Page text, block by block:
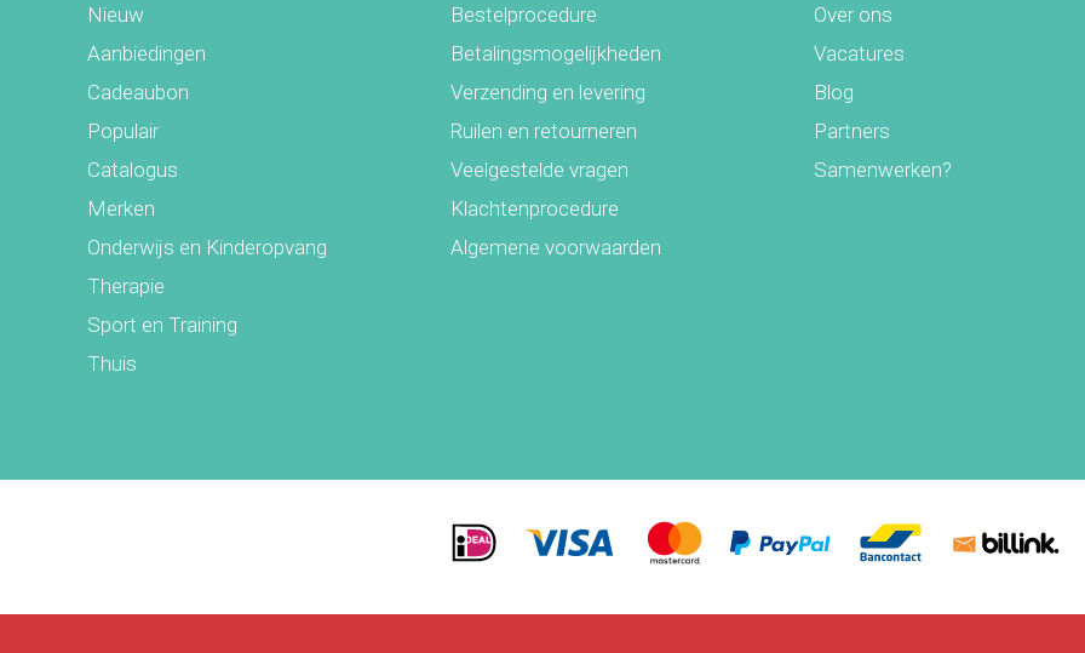
Nieuw
Aanbiedingen
Cadeaubon
Populair
Catalogus
Merken
Onderwijs en Kinderopvang
Therapie
Sport en Training
Thuis
Bestelprocedure
Betalingsmogelijkheden
Verzending en levering
Ruilen en retourneren
Veelgestelde vragen
Klachtenprocedure
Algemene voorwaarden
Over ons
Vacatures
Blog
Partners
Samenwerken?